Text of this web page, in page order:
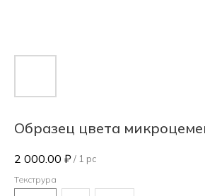
Образец цвета
2 000.00 ₽/ 1 pc
Текструра